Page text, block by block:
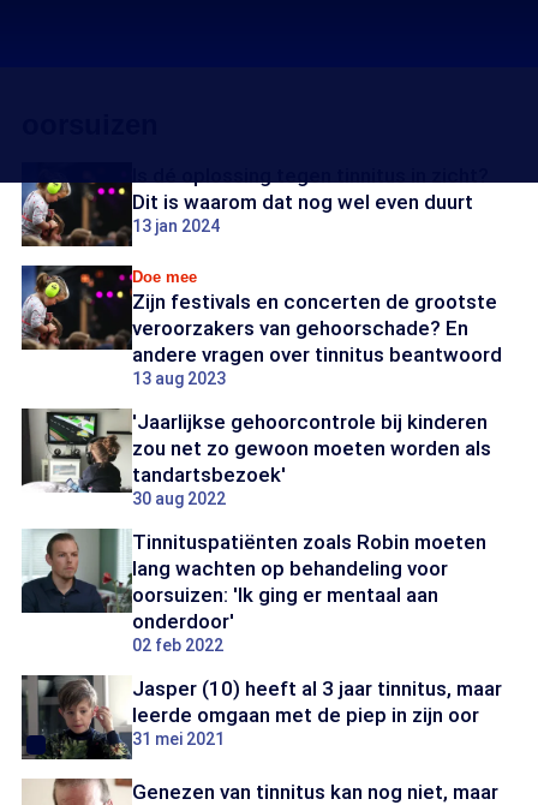
Dit is waarom dat nog wel even duurt
13 jan 2024
Doe mee
Zijn festivals en concerten de grootste
veroorzakers van gehoorschade? En
andere vragen over tinnitus beantwoord
13 aug 2023
'Jaarlijkse gehoorcontrole bij kinderen
zou net zo gewoon moeten worden als
tandartsbezoek'
30 aug 2022
Tinnituspatiënten zoals Robin moeten
lang wachten op behandeling voor
oorsuizen: 'Ik ging er mentaal aan
onderdoor'
02 feb 2022
Jasper (10) heeft al 3 jaar tinnitus, maar
leerde omgaan met de piep in zijn oor
31 mei 2021
Genezen van tinnitus kan nog niet, maar